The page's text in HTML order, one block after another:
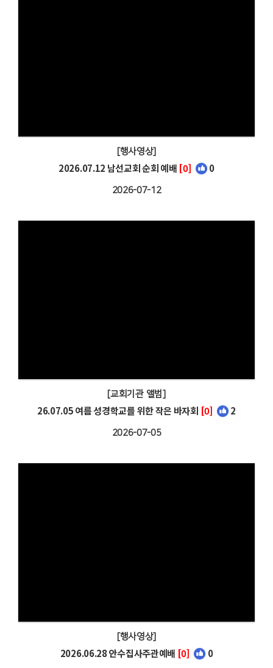
[행사영상]
2026.07.12 남선교회 순회 예배 [0] 0
2026-07-12
[교회기관 앨범]
26.07.05 여름 성경학교를 위한 작은 바자회 [0] 2
2026-07-05
[행사영상]
2026.06.28 안수집사주관예배 [0] 0